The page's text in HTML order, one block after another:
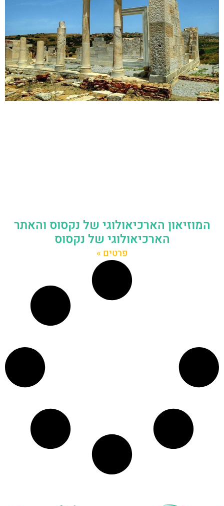
המוזיאון הארכיאולוגי של נקסוס והאתר
הארכיאולוגי של נקסוס
פרטים »